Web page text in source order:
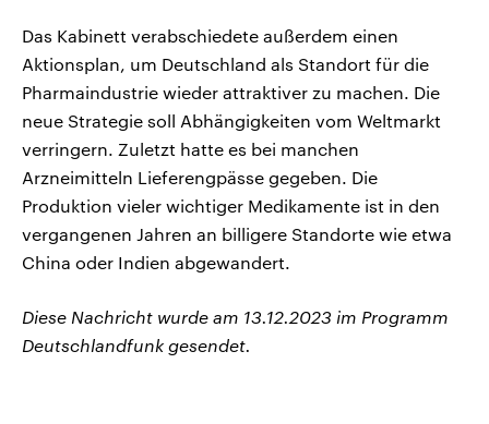
Das Kabinett verabschiedete außerdem einen
Aktionsplan, um Deutschland als Standort für die
Pharmaindustrie wieder attraktiver zu machen. Die
neue Strategie soll Abhängigkeiten vom Weltmarkt
verringern. Zuletzt hatte es bei manchen
Arzneimitteln Lieferengpässe gegeben. Die
Produktion vieler wichtiger Medikamente ist in den
vergangenen Jahren an billigere Standorte wie etwa
China oder Indien abgewandert.
Diese Nachricht wurde am 13.12.2023 im Programm
Deutschlandfunk gesendet.